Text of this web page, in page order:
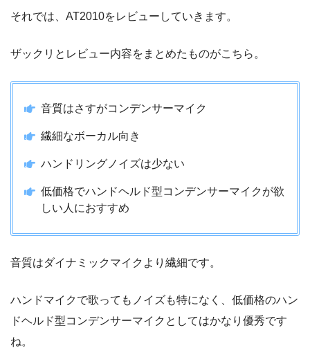
それでは、AT2010をレビューしていきます。
ザックリとレビュー内容をまとめたものがこちら。
音質はさすがコンデンサーマイク
繊細なボーカル向き
ハンドリングノイズは少ない
低価格でハンドヘルド型コンデンサーマイクが欲
しい人におすすめ
音質はダイナミックマイクより繊細です。
ハンドマイクで歌ってもノイズも特になく、低価格のハン
ドヘルド型コンデンサーマイクとしてはかなり優秀です
ね。